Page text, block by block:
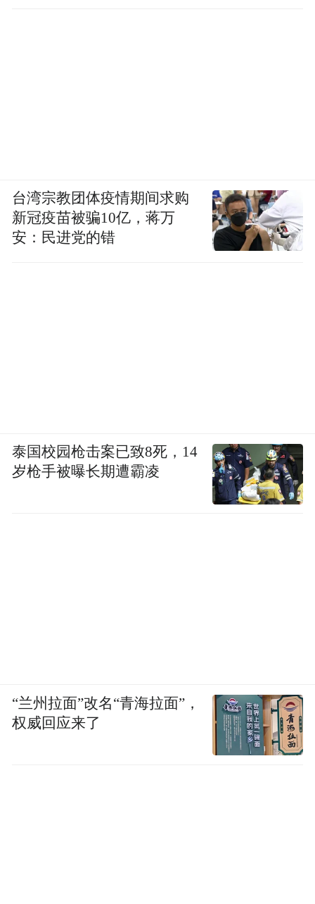
台湾宗教团体疫情期间求购
新冠疫苗被骗10亿，蒋万
安：民进党的错
泰国校园枪击案已致8死，14
岁枪手被曝长期遭霸凌
“兰州拉面”改名“青海拉面”，
权威回应来了